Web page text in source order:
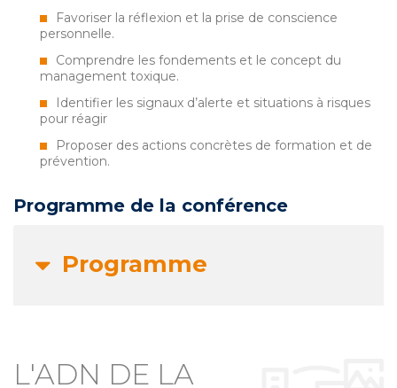
Favoriser la réflexion et la prise de conscience
personnelle.
Comprendre les fondements et le concept du
management toxique.
Identifier les signaux d’alerte et situations à risques
pour réagir
Proposer des actions concrètes de formation et de
prévention.
Programme de la conférence
Programme
L'ADN DE LA